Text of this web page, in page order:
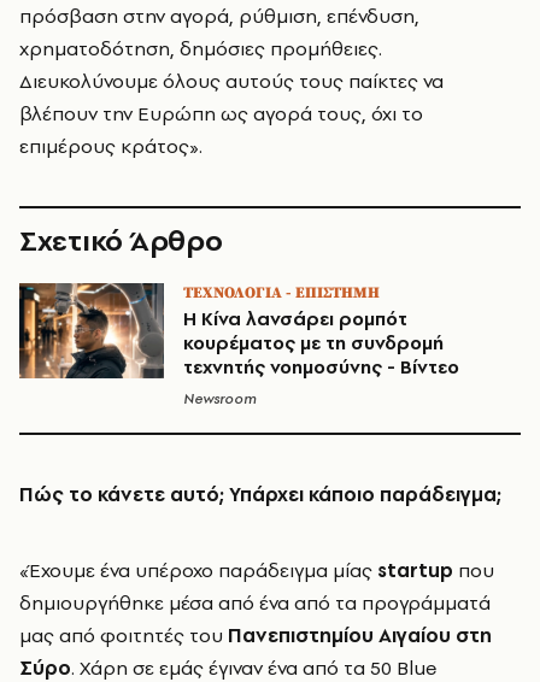
πρόσβαση στην αγορά, ρύθμιση, επένδυση,
χρηματοδότηση, δημόσιες προμήθειες.
Διευκολύνουμε όλους αυτούς τους παίκτες να
βλέπουν την Ευρώπη ως αγορά τους, όχι το
επιμέρους κράτος».
Σχετικό Άρθρο
ΤΕΧΝΟΛΟΓΙΑ - ΕΠΙΣΤΗΜΗ
Η Κίνα λανσάρει ρομπότ
κουρέματος με τη συνδρομή
τεχνητής νοημοσύνης - Βίντεο
Newsroom
Πώς το κάνετε αυτό; Υπάρχει κάποιο παράδειγμα;
«Έχουμε ένα υπέροχο παράδειγμα μίας startup που
δημιουργήθηκε μέσα από ένα από τα προγράμματά
μας από φοιτητές του Πανεπιστημίου Αιγαίου στη
Σύρο. Χάρη σε εμάς έγιναν ένα από τα 50 Blue